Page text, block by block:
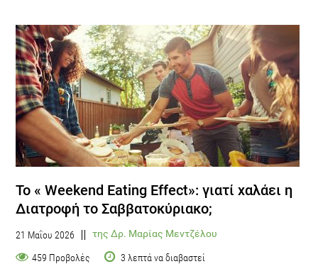
Το « Weekend Eating Effect»: γιατί χαλάει η
Διατροφή το Σαββατοκύριακο;
21 Μαΐου 2026 της Δρ. Μαρίας Μεντζέλου
459 Προβολές 3 λεπτά να διαβαστεί